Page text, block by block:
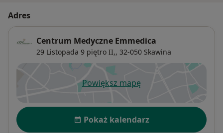
Adres
Centrum Medyczne Emmedica
29 Listopada 9 piętro II,, 32-050 Skawina
Powiększ mapęotwiera się w nowej karcie
Dostępność
Pokaż kalendarz